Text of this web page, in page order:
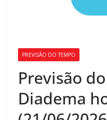
PREVISÃO DO TEMPO
Previsão
Diadema